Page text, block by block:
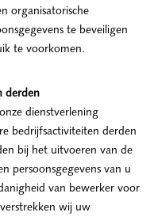
organisatorische
te beveiligen
te voorkomen.
derden
dienstverlening
bedrijfsactiviteiten derden
bij het uitvoeren van de
persoonsgegevens van u
van bewerker voor
wij uw